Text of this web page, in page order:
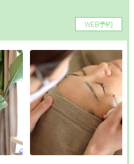
ップ
込み
WEB予約
インナーケア
活 姿勢改善
ぼ 美白
ャル ボディ
ンド エイジングケア